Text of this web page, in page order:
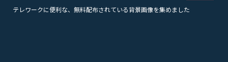
テレワークに便利な、無料配布されている背景画像を集めました
美容